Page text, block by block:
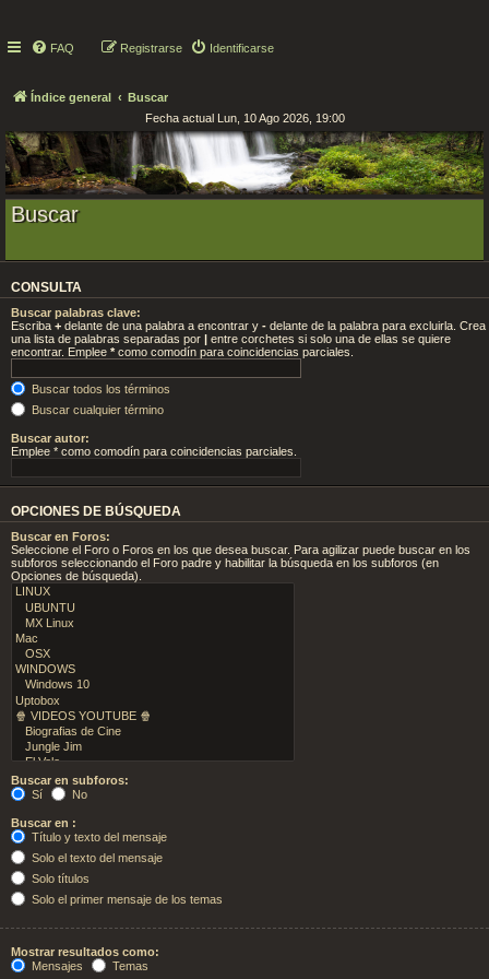
FAQ Identificarse
Registrarse
Índice general
Buscar
Fecha actual Lun, 10 Ago 2026, 19:00
Buscar
CONSULTA
Buscar palabras clave:
Escriba + delante de una palabra a encontrar y - delante de la palabra para excluirla. Crea
una lista de palabras separadas por | entre corchetes si solo una de ellas se quiere
encontrar. Emplee * como comodín para coincidencias parciales.
Buscar todos los términos
Buscar cualquier término
Buscar autor:
Emplee * como comodín para coincidencias parciales.
OPCIONES DE BÚSQUEDA
Buscar en Foros:
Seleccione el Foro o Foros en los que desea buscar. Para agilizar puede buscar en los
subforos seleccionando el Foro padre y habilitar la búsqueda en los subforos (en
Opciones de búsqueda).
Buscar en subforos:
Sí
No
Buscar en :
Título y texto del mensaje
Solo el texto del mensaje
Solo títulos
Solo el primer mensaje de los temas
Mostrar resultados como:
Mensajes
Temas